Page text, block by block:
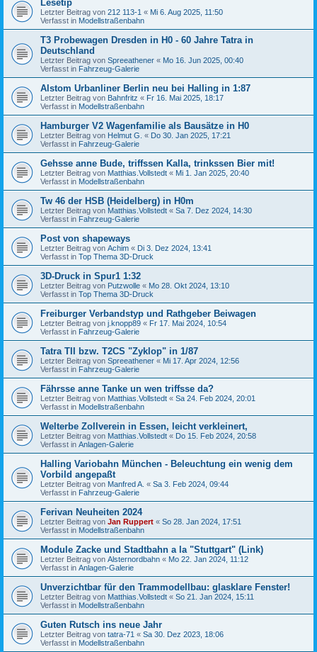
Lesetip
Letzter Beitrag von 212 113-1 « Mi 6. Aug 2025, 11:50
Verfasst in Modellstraßenbahn
T3 Probewagen Dresden in H0 - 60 Jahre Tatra in
Deutschland
Letzter Beitrag von Spreeathener « Mo 16. Jun 2025, 00:40
Verfasst in Fahrzeug-Galerie
Alstom Urbanliner Berlin neu bei Halling in 1:87
Letzter Beitrag von Bahnfritz « Fr 16. Mai 2025, 18:17
Verfasst in Modellstraßenbahn
Hamburger V2 Wagenfamilie als Bausätze in H0
Letzter Beitrag von Helmut G. « Do 30. Jan 2025, 17:21
Verfasst in Fahrzeug-Galerie
Gehsse anne Bude, triffssen Kalla, trinkssen Bier mit!
Letzter Beitrag von Matthias.Vollstedt « Mi 1. Jan 2025, 20:40
Verfasst in Modellstraßenbahn
Tw 46 der HSB (Heidelberg) in H0m
Letzter Beitrag von Matthias.Vollstedt « Sa 7. Dez 2024, 14:30
Verfasst in Fahrzeug-Galerie
Post von shapeways
Letzter Beitrag von Achim « Di 3. Dez 2024, 13:41
Verfasst in Top Thema 3D-Druck
3D-Druck in Spur1 1:32
Letzter Beitrag von Putzwolle « Mo 28. Okt 2024, 13:10
Verfasst in Top Thema 3D-Druck
Freiburger Verbandstyp und Rathgeber Beiwagen
Letzter Beitrag von j.knopp89 « Fr 17. Mai 2024, 10:54
Verfasst in Fahrzeug-Galerie
Tatra TII bzw. T2CS "Zyklop" in 1/87
Letzter Beitrag von Spreeathener « Mi 17. Apr 2024, 12:56
Verfasst in Fahrzeug-Galerie
Fährsse anne Tanke un wen triffsse da?
Letzter Beitrag von Matthias.Vollstedt « Sa 24. Feb 2024, 20:01
Verfasst in Modellstraßenbahn
Welterbe Zollverein in Essen, leicht verkleinert,
Letzter Beitrag von Matthias.Vollstedt « Do 15. Feb 2024, 20:58
Verfasst in Anlagen-Galerie
Halling Variobahn München - Beleuchtung ein wenig dem
Vorbild angepaßt
Letzter Beitrag von Manfred A. « Sa 3. Feb 2024, 09:44
Verfasst in Fahrzeug-Galerie
Ferivan Neuheiten 2024
Letzter Beitrag von Jan Ruppert « So 28. Jan 2024, 17:51
Verfasst in Modellstraßenbahn
Module Zacke und Stadtbahn a la "Stuttgart" (Link)
Letzter Beitrag von Alsternordbahn « Mo 22. Jan 2024, 11:12
Verfasst in Anlagen-Galerie
Unverzichtbar für den Trammodellbau: glasklare Fenster!
Letzter Beitrag von Matthias.Vollstedt « So 21. Jan 2024, 15:11
Verfasst in Modellstraßenbahn
Guten Rutsch ins neue Jahr
Letzter Beitrag von tatra-71 « Sa 30. Dez 2023, 18:06
Verfasst in Modellstraßenbahn